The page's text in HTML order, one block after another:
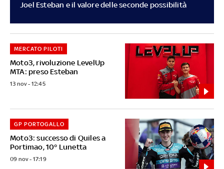
Joel Esteban e il valore delle seconde possibilità
Moto3, rivoluzione LevelUp
MTA: preso Esteban
MERCATO PILOTI
13 nov - 12:45
Moto3: successo di Quiles a
Portimao, 10° Lunetta
GP PORTOGALLO
09 nov - 17:19